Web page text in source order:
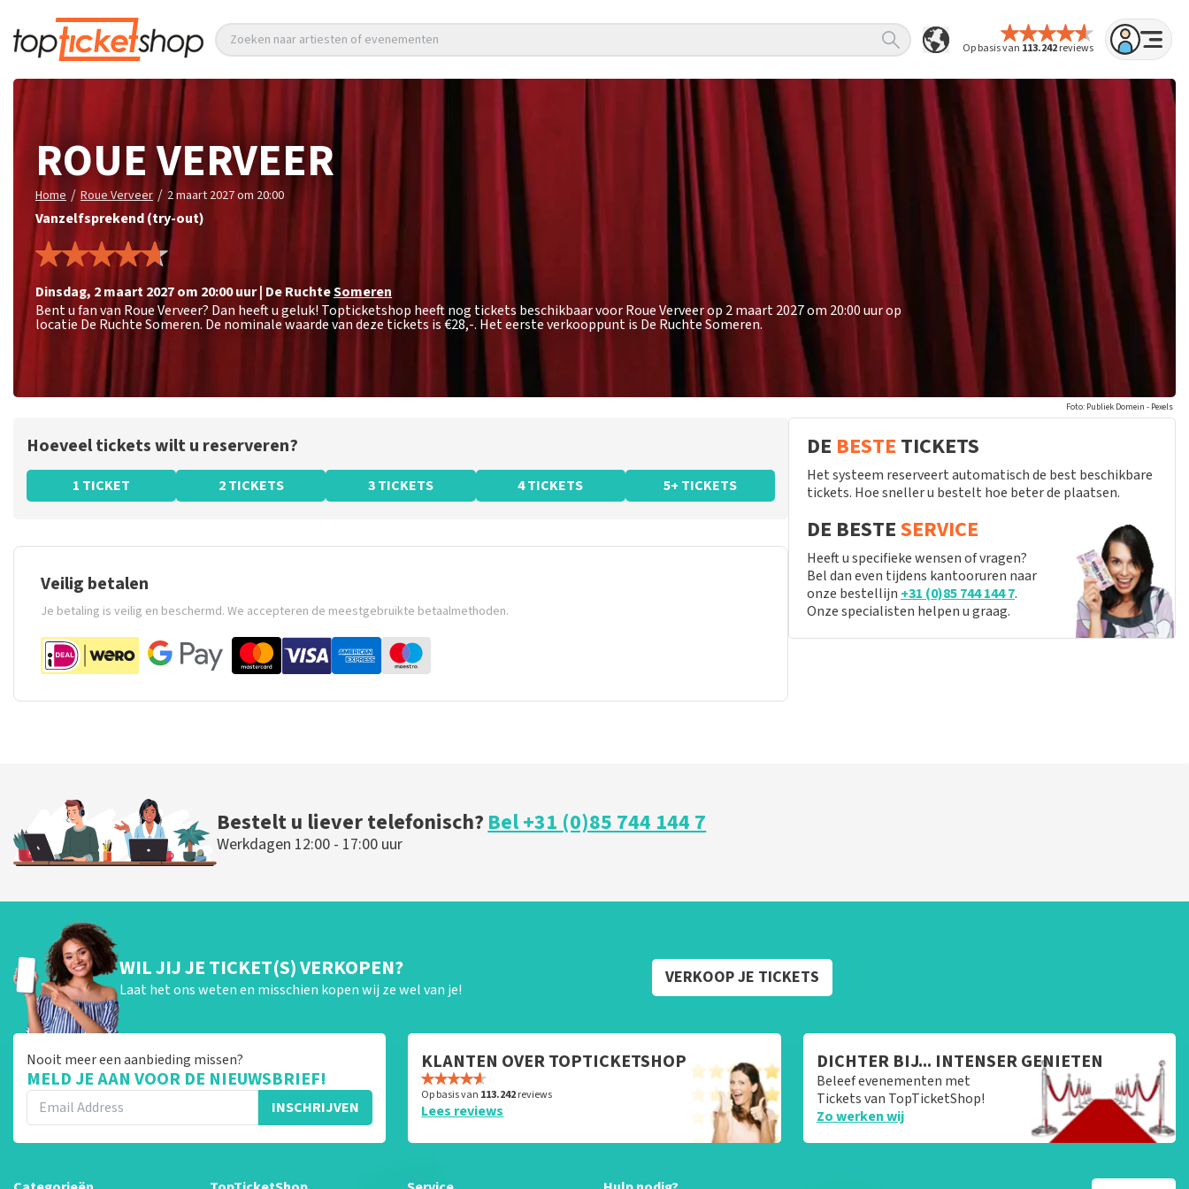
Op basis van 113.242reviews
Zoeken naar artiesten of evenementen
ROUE VERVEER
Home / Roue Verveer / 2 maart 2027 om 20:00
Vanzelfsprekend (try-out)
dinsdag, 2 maart 2027 om 20:00uur| De RuchteSomeren
Bent u fan van Roue Verveer? Dan heeft u geluk! Topticketshop heeft nog tickets beschikbaar voor Roue Verveer op 2 maart 2027 om 20:00 uur op
locatie De Ruchte Someren. De nominale waarde van deze tickets is€28,-. Het eerste verkooppunt is De Ruchte Someren.
Foto: Publiek Domein - Pexels
Hoeveel tickets wilt u reserveren?
1 TICKET 2 TICKETS 3 TICKETS 4 TICKETS 5+ TICKETS
Veilig betalen
Je betaling is veilig en beschermd. We accepteren de meestgebruikte betaalmethoden.
DE BESTE TICKETS
Het systeem reserveert automatisch de best beschikbare
tickets. Hoe sneller u bestelt hoe beter de plaatsen.
DE BESTESERVICE
Heeft u specifieke wensen of vragen?
Bel dan even tijdens kantooruren naar
onze bestellijn +31 (0)85 744 144 7.
Onze specialisten helpen u graag.
Bestelt u liever telefonisch?Bel +31 (0)85 744 144 7
Werkdagen 12:00 - 17:00 uur
WIL JIJ JE TICKET(S) VERKOPEN?
Laat het ons weten en misschien kopen wij ze wel van je!
VERKOOP JE TICKETS
Nooit meer een aanbieding missen?
MELD JE AAN VOOR DE NIEUWSBRIEF!
INSCHRIJVEN
KLANTEN OVER TOPTICKETSHOP
Op basis van 113.242reviews
Lees reviews
DICHTER BIJ... INTENSER GENIETEN
Beleef evenementen met
Tickets van TopTicketShop!
Zo werken wij